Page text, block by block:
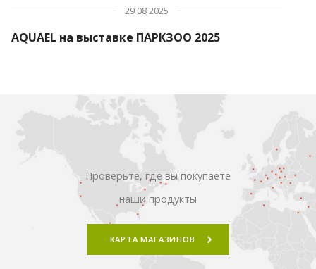
29 08 2025
AQUAEL на выставке ПАРКЗОО 2025
Проверьте, где вы покупаете
наши продукты
КАРТА МАГАЗИНОВ